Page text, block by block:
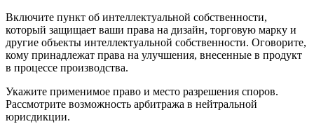
Включите пункт об интеллектуальной собственности,
который защищает ваши права на дизайн, торговую марку и
другие объекты интеллектуальной собственности. Оговорите,
кому принадлежат права на улучшения, внесенные в продукт
в процессе производства.
Укажите применимое право и место разрешения споров.
Рассмотрите возможность арбитража в нейтральной
юрисдикции.